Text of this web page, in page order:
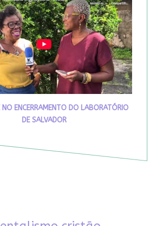
NO ENCERRAMENTO DO LABORATÓRIO
DE SALVADOR